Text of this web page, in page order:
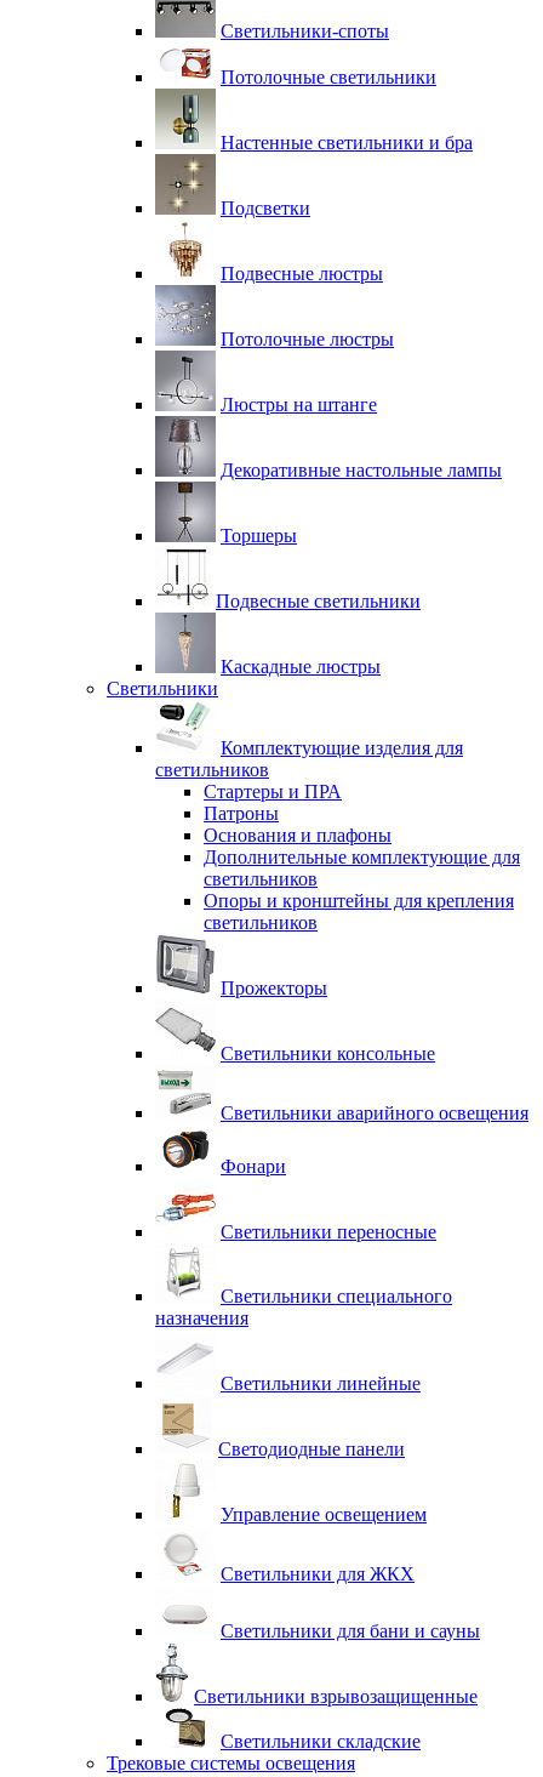
Светильники-споты
Потолочные светильники
Настенные светильники и бра
Подсветки
Подвесные люстры
Потолочные люстры
Люстры на штанге
Декоративные настольные лампы
Торшеры
Подвесные светильники
Каскадные люстры
Светильники
Комплектующие изделия для
светильников
Стартеры и ПРА
Патроны
Основания и плафоны
Дополнительные комплектующие для
светильников
Опоры и кронштейны для крепления
светильников
Прожекторы
Светильники консольные
Светильники аварийного освещения
Фонари
Светильники переносные
Светильники специального
назначения
Светильники линейные
Светодиодные панели
Управление освещением
Светильники для ЖКХ
Светильники для бани и сауны
Светильники взрывозащищенные
Светильники складские
Трековые системы освещения